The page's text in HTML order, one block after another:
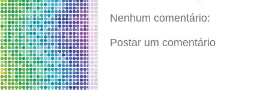
Nenhum comentário:
Postar um comentário